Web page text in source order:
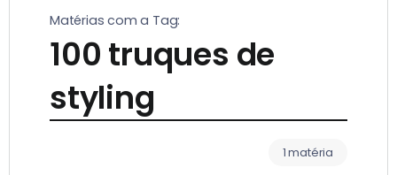
Matérias com a Tag:
100 truques de
styling
1 matéria